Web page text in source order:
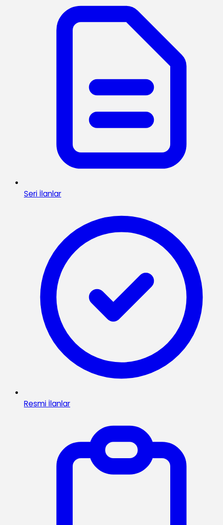
Seri İlanlar
Resmi İlanlar